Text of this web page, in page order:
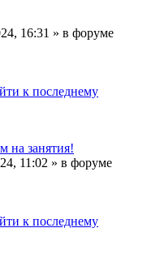
16:31 » в форуме
к последнему
на занятия!
11:02 » в форуме
к последнему